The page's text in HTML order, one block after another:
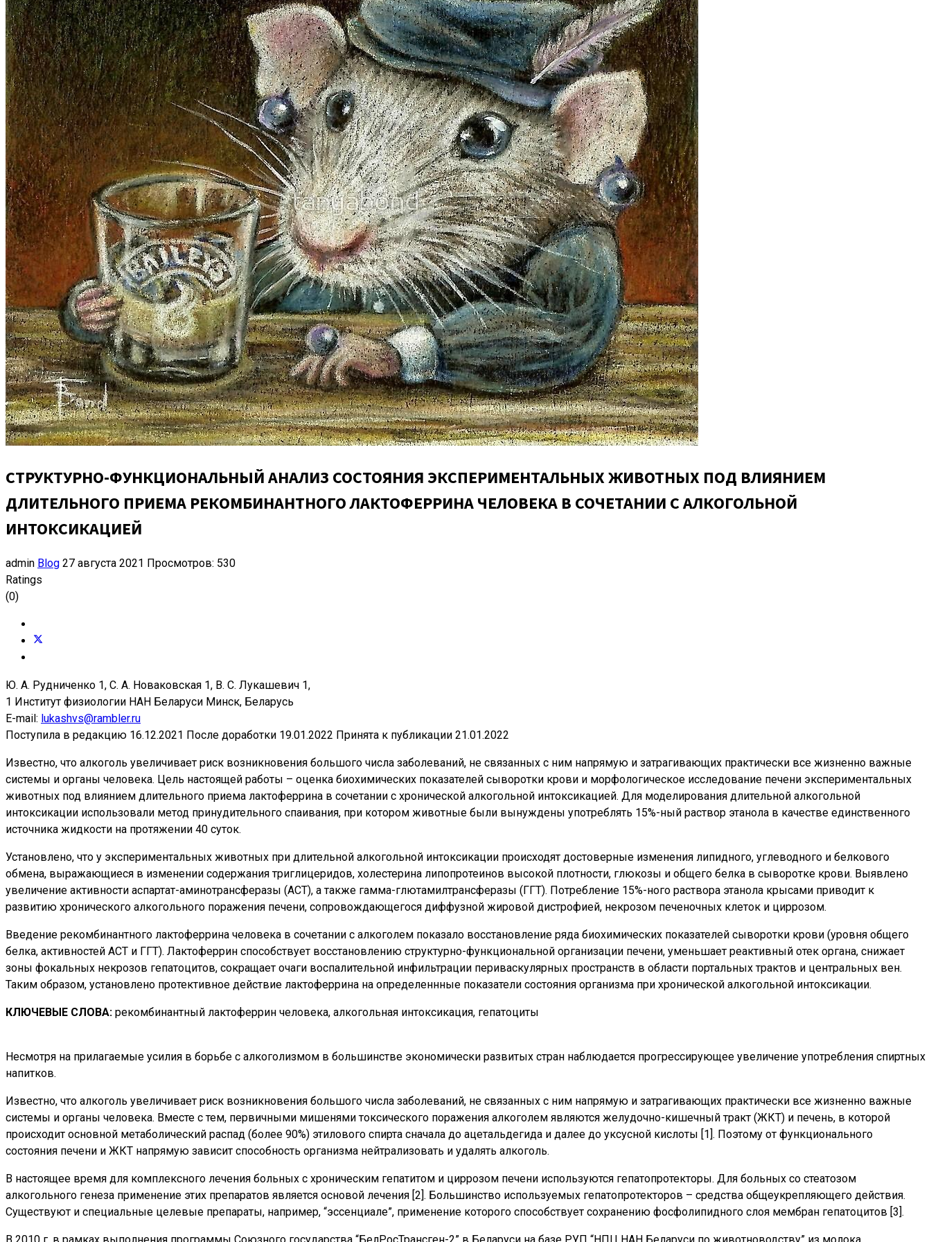
СТРУКТУРНО-ФУНКЦИОНАЛЬНЫЙ АНАЛИЗ СОСТОЯНИЯ ЭКСПЕРИМЕНТАЛЬНЫХ ЖИВОТНЫХ ПОД ВЛИЯНИЕМ
ДЛИТЕЛЬНОГО ПРИЕМА РЕКОМБИНАНТНОГО ЛАКТОФЕРРИНА ЧЕЛОВЕКА В СОЧЕТАНИИ С АЛКОГОЛЬНОЙ
ИНТОКСИКАЦИЕЙ
admin Blog 27 августа 2021 Просмотров: 530
Ratings
(0)
Ю. А. Рудниченко 1, С. А. Новаковская 1, В. С. Лукашевич 1,
1 Институт физиологии НАН Беларуси Минск, Беларусь
E-mail: lukashvs@rambler.ru
Поступила в редакцию 16.12.2021 После доработки 19.01.2022 Принята к публикации 21.01.2022
Известно, что алкоголь увеличивает риск возникновения большого числа заболеваний, не связанных с ним напрямую и затрагивающих практически все жизненно важные
системы и органы человека. Цель настоящей работы – оценка биохимических показателей сыворотки крови и морфологическое исследование печени экспериментальных
животных под влиянием длительного приема лактоферрина в сочетании с хронической алкогольной интоксикацией. Для моделирования длительной алкогольной
интоксикации использовали метод принудительного спаивания, при котором животные были вынуждены употреблять 15%-ный раствор этанола в качестве единственного
источника жидкости на протяжении 40 суток.
Установлено, что у экспериментальных животных при длительной алкогольной интоксикации происходят достоверные изменения липидного, углеводного и белкового
обмена, выражающиеся в изменении содержания триглицеридов, холестерина липопротеинов высокой плотности, глюкозы и общего белка в сыворотке крови. Выявлено
увеличение активности аспартат-аминотрансферазы (АСТ), а также гамма-глютамилтрансферазы (ГГТ). Потребление 15%-ного раствора этанола крысами приводит к
развитию хронического алкогольного поражения печени, сопровождающегося диффузной жировой дистрофией, некрозом печеночных клеток и циррозом.
Введение рекомбинантного лактоферрина человека в сочетании с алкоголем показало восстановление ряда биохимических показателей сыворотки крови (уровня общего
белка, активностей АСТ и ГГТ). Лактоферрин способствует восстановлению структурно-функциональной организации печени, уменьшает реактивный отек органа, снижает
зоны фокальных некрозов гепатоцитов, сокращает очаги воспалительной инфильтрации периваскулярных пространств в области портальных трактов и центральных вен.
Таким образом, установлено протективное действие лактоферрина на определеннные показатели состояния организма при хронической алкогольной интоксикации.
КЛЮЧЕВЫЕ СЛОВА: рекомбинантный лактоферрин человека, алкогольная интоксикация, гепатоциты
Несмотря на прилагаемые усилия в борьбе с алкоголизмом в большинстве экономически развитых стран наблюдается прогрессирующее увеличение употребления спиртных
напитков.
Известно, что алкоголь увеличивает риск возникновения большого числа заболеваний, не связанных с ним напрямую и затрагивающих практически все жизненно важные
системы и органы человека. Вместе с тем, первичными мишенями токсического поражения алкоголем являются желудочно-кишечный тракт (ЖКТ) и печень, в которой
происходит основной метаболический распад (более 90%) этилового спирта сначала до ацетальдегида и далее до уксусной кислоты [1]. Поэтому от функционального
состояния печени и ЖКТ напрямую зависит способность организма нейтрализовать и удалять алкоголь.
В настоящее время для комплексного лечения больных с хроническим гепатитом и циррозом печени используются гепатопротекторы. Для больных со стеатозом
алкогольного генеза применение этих препаратов является основой лечения [2]. Большинство используемых гепатопротекторов – средства общеукрепляющего действия.
Существуют и специальные целевые препараты, например, “эссенциале”, применение которого способствует сохранению фосфолипидного слоя мембран гепатоцитов [3].